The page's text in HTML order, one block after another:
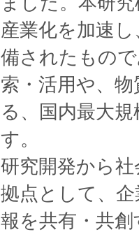
産業化を加速
備されたもの
索・活用や、
る、国内最大
す。
研究開発から
拠点として、
報を共有・共